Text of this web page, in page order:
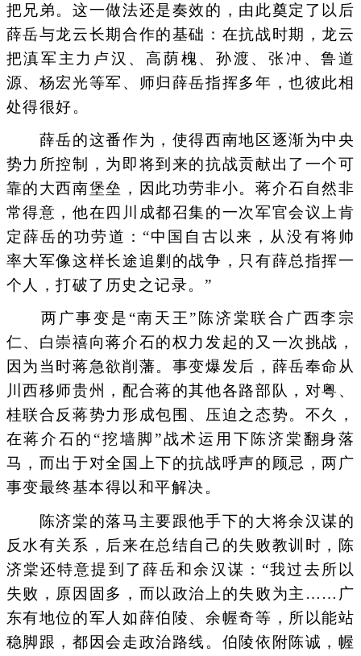
把兄弟。这一做法还是奏效的，由此奠定了以后
薛岳与龙云长期合作的基础：在抗战时期，龙云
把滇军主力卢汉、高荫槐、孙渡、张冲、鲁道
源、杨宏光等军、师归薛岳指挥多年，也彼此相
处得很好。
薛岳的这番作为，使得西南地区逐渐为中央
势力所控制，为即将到来的抗战贡献出了一个可
靠的大西南堡垒，因此功劳非小。蒋介石自然非
常得意，他在四川成都召集的一次军官会议上肯
定薛岳的功劳道：“中国自古以来，从没有将帅
率大军像这样长途追剿的战争，只有薛总指挥一
个人，打破了历史之记录。”
两广事变是“南天王”陈济棠联合广西李宗
仁、白崇禧向蒋介石的权力发起的又一次挑战，
因为当时蒋急欲削藩。事变爆发后，薛岳奉命从
川西移师贵州，配合蒋的其他各路部队，对粤、
桂联合反蒋势力形成包围、压迫之态势。不久，
在蒋介石的“挖墙脚”战术运用下陈济棠翻身落
马，而出于对全国上下的抗战呼声的顾忌，两广
事变最终基本得以和平解决。
陈济棠的落马主要跟他手下的大将余汉谋的
反水有关系，后来在总结自己的失败教训时，陈
济棠还特意提到了薛岳和余汉谋：“我过去所以
失败，原因固多，而以政治上的失败为主……广
东有地位的军人如薛伯陵、余幄奇等，所以能站
稳脚跟，都因会走政治路线。伯陵依附陈诚，幄